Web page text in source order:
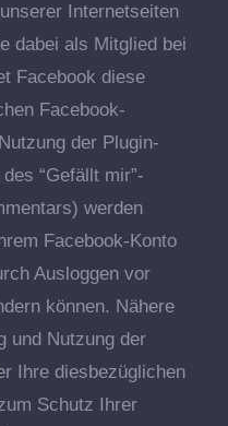
Internetseiten
dabei als Mitglied bei
Facebook diese
Facebook-
der Plugin-
“Gefällt mir”-
werden
Facebook-Konto
Ausloggen vor
können. Nähere
und Nutzung der
Ihre diesbezüglichen
Schutz Ihrer